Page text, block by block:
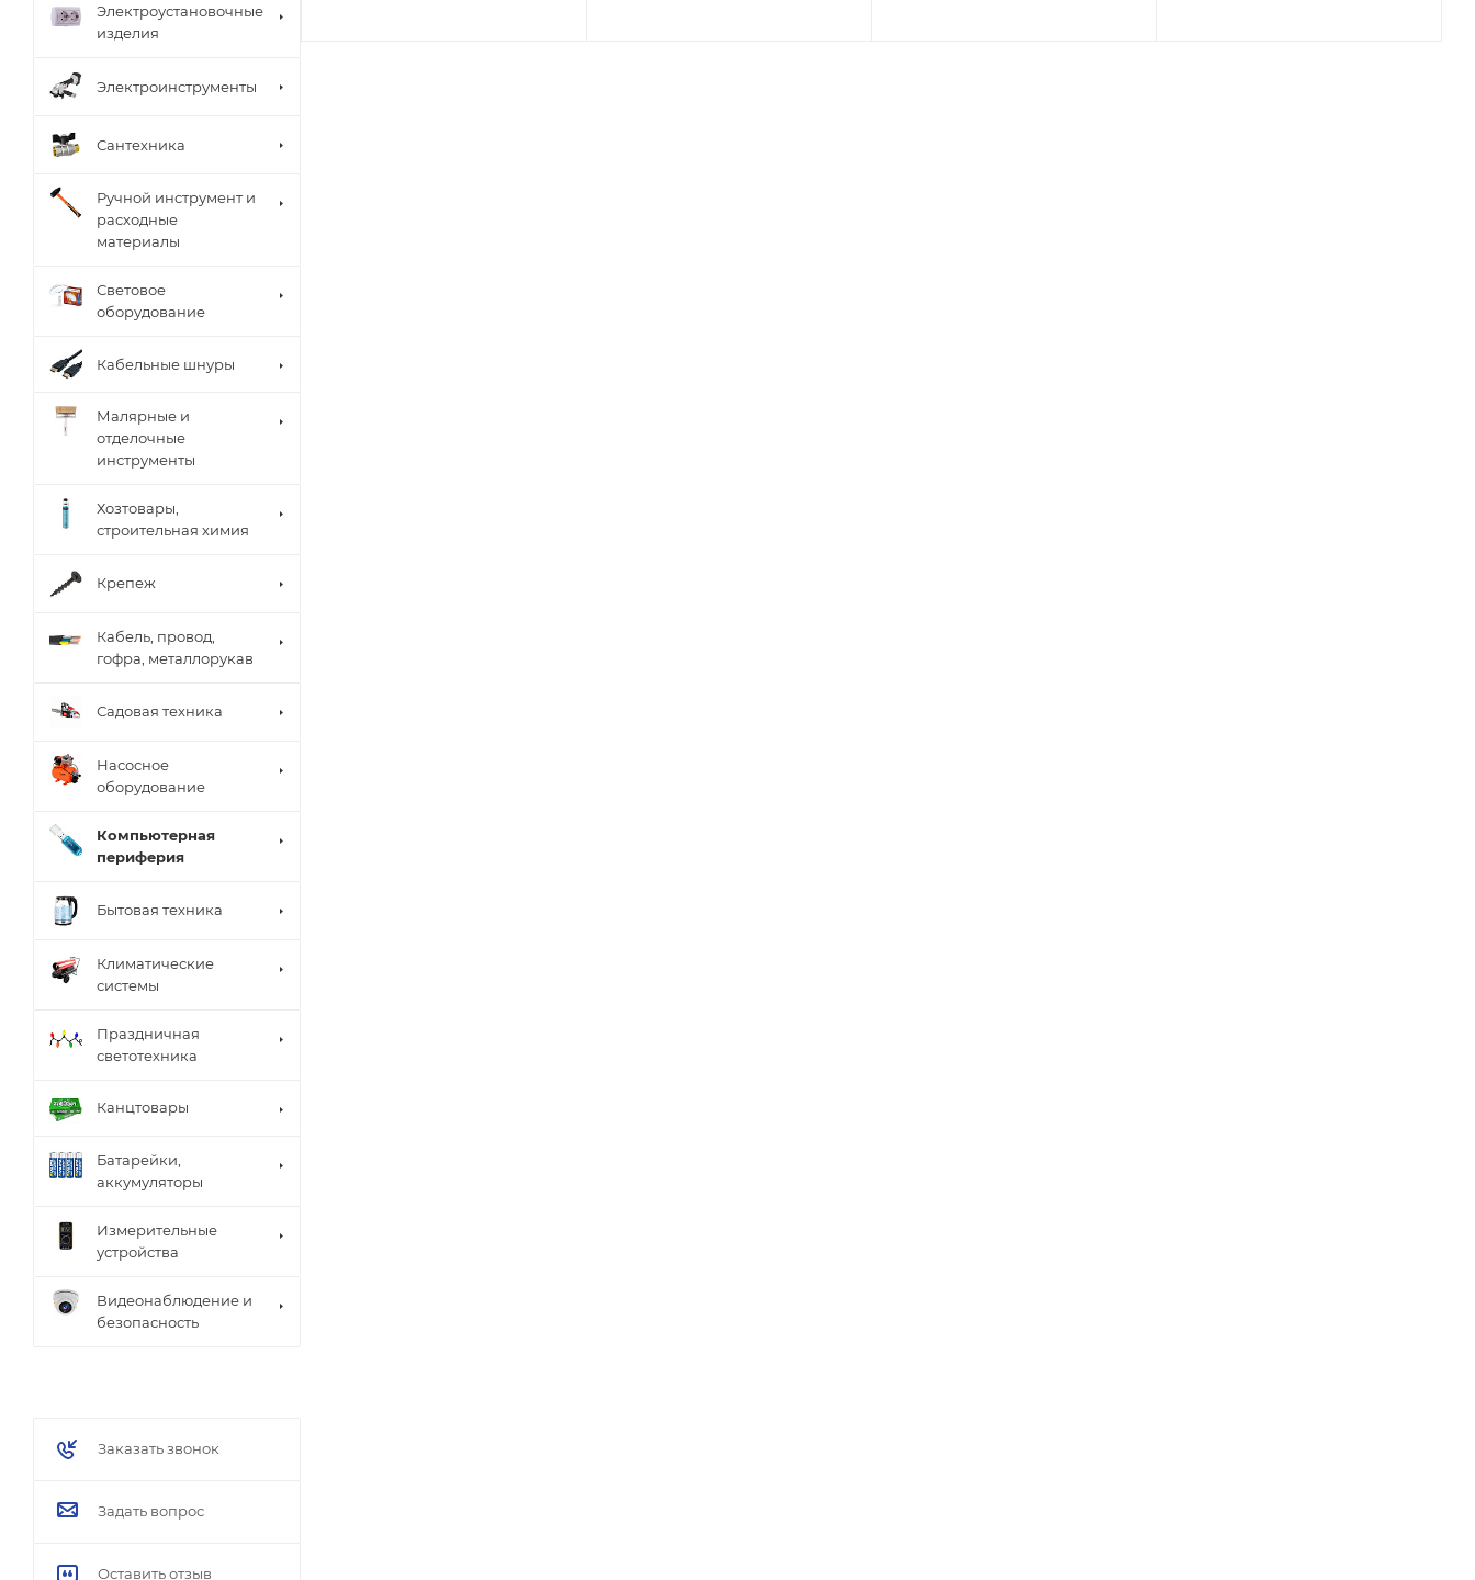
Электроустановочные
изделия
Электроинструменты
Сантехника
Ручной инструмент и
расходные
материалы
Световое
оборудование
Кабельные шнуры
Малярные и
отделочные
инструменты
Хозтовары,
строительная химия
Крепеж
Кабель, провод,
гофра, металлорукав
Садовая техника
Насосное
оборудование
Компьютерная
периферия
Бытовая техника
Климатические
системы
Праздничная
светотехника
Канцтовары
Батарейки,
аккумуляторы
Измерительные
устройства
Видеонаблюдение и
безопасность
Заказать звонок
Задать вопрос
Оставить отзыв